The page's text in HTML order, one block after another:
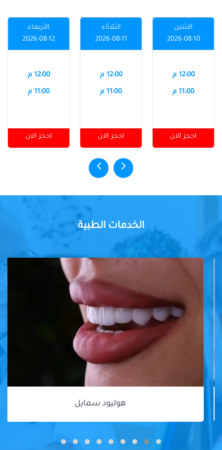
الاثنين
2026-08-10
12:00 م
11:00 م
احجز الان
الثلاثاء
2026-08-11
12:00 م
11:00 م
احجز الان
الأربعاء
2026-08-12
12:00 م
11:00 م
احجز الان
الخدمات الطبية
هوليود سمايل